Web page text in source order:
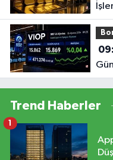
Trend Haberler
1